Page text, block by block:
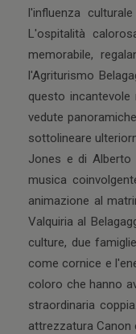
l'influenza
L'ospitalità
memorabile,
l'Agriturismo
questo
vedute
sottolineare
Jones e di
musica
animazione al
Valquiria al
culture, due
come cornice e
coloro che hanno
straordinaria
attrezzatura Canon